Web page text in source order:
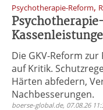
Psychotherapie-Reform,
Die GKV-Reform
auf Kritik.
Härten abfedern,
Nachbesserungen.
boerse-global.de, 07.08.26